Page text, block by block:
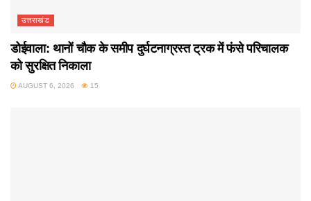
उत्तराखंड
डोईवाला: थानों चौक के समीप दुर्घटनाग्रस्त ट्रक में फंसे परिचालक
को सुरक्षित निकाला
AUGUST 6, 2026 15